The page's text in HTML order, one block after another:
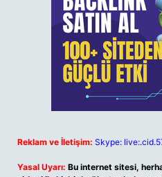
Reklam ve İletişim: Skype:
Yasal Uyarı: Bu internet sitesi,